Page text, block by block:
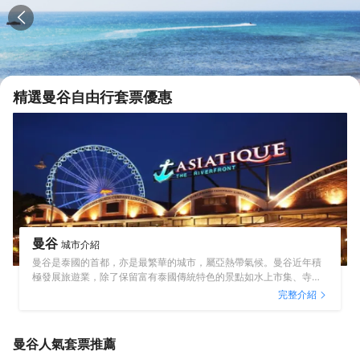
精選曼谷自由行套票優惠
曼谷 城市介紹
曼谷是泰國的首都，亦是最繁華的城市，屬亞熱帶氣候。曼谷近年積
極發展旅遊業，除了保留富有泰國傳統特色的景點如水上市集、寺
廟、另類表演外，亦用心打造更多元化的賣點如酒店Spa、地道夜
地。
完整介紹
曼谷人氣套票推薦